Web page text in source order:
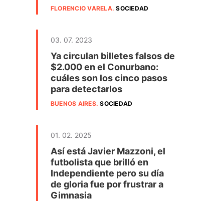
FLORENCIO VARELA.SOCIEDAD
03. 07. 2023
Ya circulan billetes falsos de
$2.000 en el Conurbano:
cuáles son los cinco pasos
para detectarlos
BUENOS AIRES.SOCIEDAD
01. 02. 2025
Así está Javier Mazzoni, el
futbolista que brilló en
Independiente pero su día
de gloria fue por frustrar a
Gimnasia